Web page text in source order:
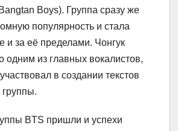
Boys). Группа сразу же
популярность и стала
и за её пределами. Чонгук
одним из главных вокалистов,
в создании текстов
BTS пришли и успехи